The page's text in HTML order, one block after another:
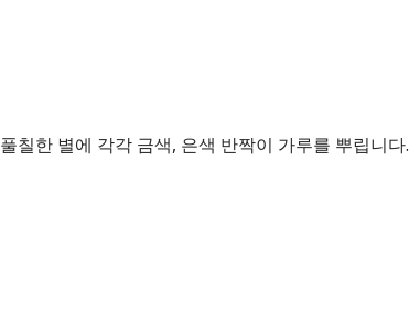
풀칠한 별에 각각 금색, 은색 반짝이 가루를 뿌립니다.